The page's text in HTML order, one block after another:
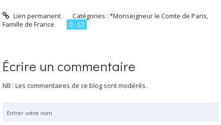
Lien permanent Catégories :*Monseigneur le Comte de Paris,
Famille de France
0
Écrire un commentaire
NB : Les commentaires de ce blog sont modérés.